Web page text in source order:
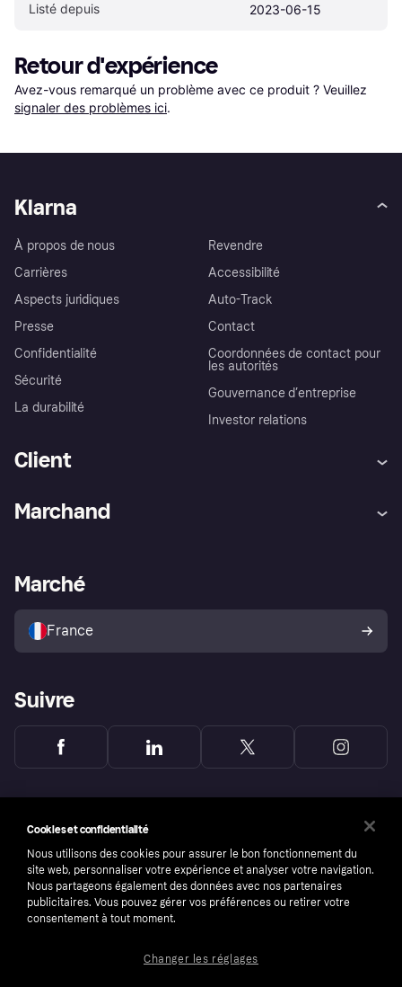
Listé depuis 2023-06-15
Retour d'expérience
Avez-vous remarqué un problème avec ce produit ? Veuillez
signaler des problèmes ici.
Klarna
À propos de nous
Carrières
Aspects juridiques
Presse
Confidentialité
Sécurité
La durabilité
Revendre
Accessibilité
Auto-Track
Contact
Coordonnées de contact pour
les autorités
Gouvernance d’entreprise
Investor relations
Client
Explorez les magasins
Politique de protection de
l’acheteur Klarna
Marchand
Portail Marchand
Marché
France
Suivre
Cookies et confidentialité
Nous utilisons des cookies pour assurer le bon fonctionnement du
site web, personnaliser votre expérience et analyser votre navigation.
Nous partageons également des données avec nos partenaires
publicitaires. Vous pouvez gérer vos préférences ou retirer votre
consentement à tout moment.
Changer les réglages